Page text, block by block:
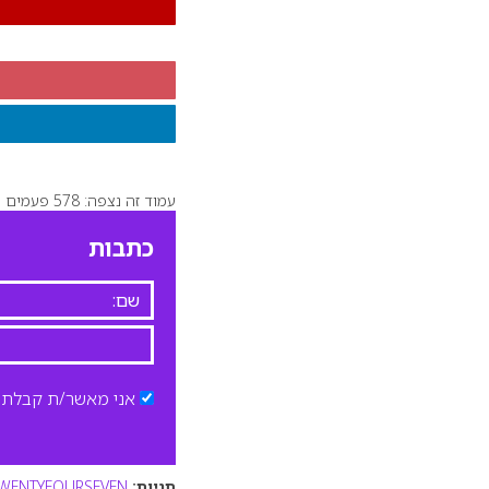
עמוד זה נצפה: 578 פעמים
כתבות
אני מאשר/ת קבלת